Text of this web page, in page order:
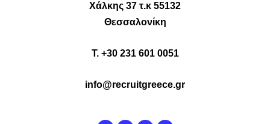
Χάλκης 37 τ.κ 55132
Θεσσαλονίκη
Τ. +30 231 601 0051
info@recruitgreece.gr